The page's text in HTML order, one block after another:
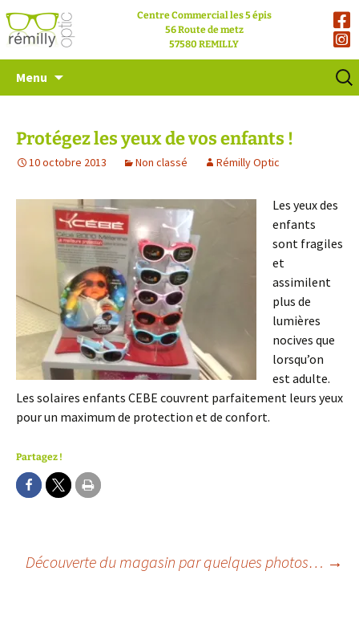
Centre Commercial les 5 épis
56 Route de metz
57580 REMILLY
Menu
Protégez les yeux de vos enfants !
10 octobre 2013 Non classé Rémilly Optic
Les yeux des
enfants
sont fragiles
et
assimilent
plus de
lumières
nocives que
lorsqu’on
est adulte.
Les solaires enfants CEBE couvrent parfaitement leurs yeux
pour un maximum de protection et de confort.
Partagez !
Navigation
Découverte du magasin par quelques photos… →